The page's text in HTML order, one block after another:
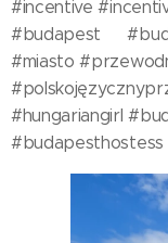
#incentive
#budapest🇭🇺
#miasto
#hungariangirl
#budapesthostess